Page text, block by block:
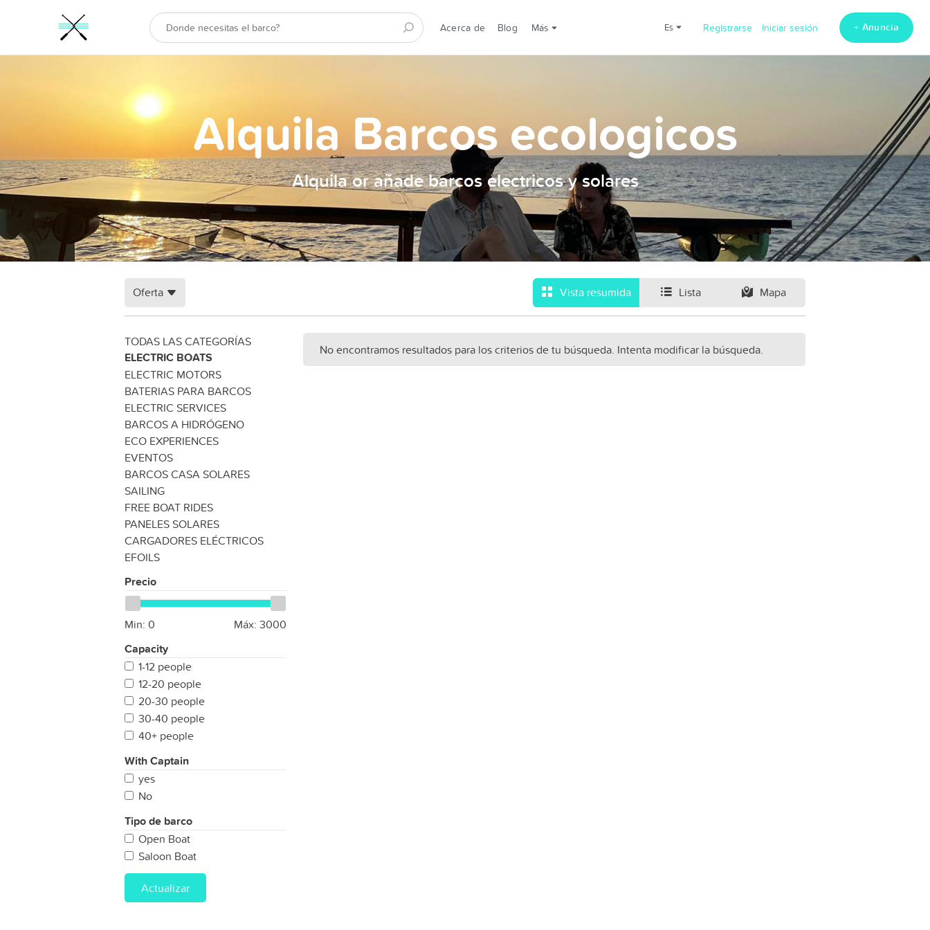
Acerca de Blog Más es Registrarse Iniciar sesión + Anuncia
Alquila Barcos ecologicos
Alquila or añade barcos electricos y solares
Vista resumida Lista Mapa
Oferta
TODAS LAS CATEGORÍAS
ELECTRIC BOATS
ELECTRIC MOTORS
BATERIAS PARA BARCOS
ELECTRIC SERVICES
BARCOS A HIDRÓGENO
ECO EXPERIENCES
EVENTOS
BARCOS CASA SOLARES
SAILING
FREE BOAT RIDES
PANELES SOLARES
CARGADORES ELÉCTRICOS
EFOILS
Precio
Min: 0 Máx: 3000
Capacity
1-12 people
12-20 people
20-30 people
30-40 people
40+ people
With Captain
yes
No
Tipo de barco
Open Boat
Saloon Boat
Actualizar
No encontramos resultados para los criterios de tu búsqueda. Intenta modificar la búsqueda.